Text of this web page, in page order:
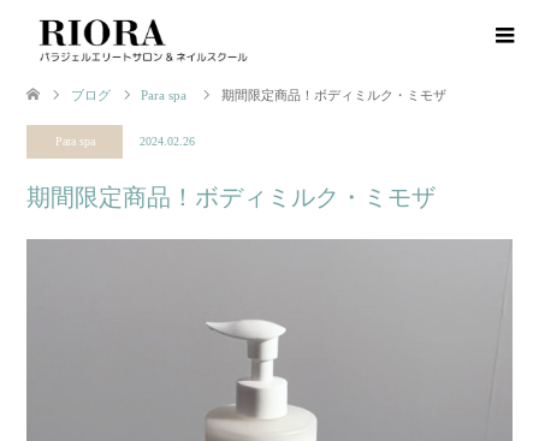
ブログ Para spa 期間限定商品！ボディミルク・ミモザ
Para spa 2024.02.26
期間限定商品！ボディミルク・ミモザ